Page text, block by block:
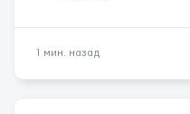
1 мин. назад